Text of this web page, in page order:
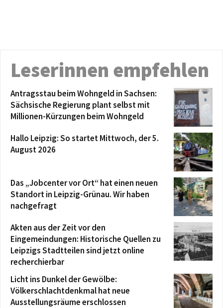
Leserinnen empfehlen
Antragsstau beim Wohngeld in Sachsen:
Sächsische Regierung plant selbst mit
Millionen-Kürzungen beim Wohngeld
Hallo Leipzig: So startet Mittwoch, der 5.
August 2026
Das „Jobcenter vor Ort“ hat einen neuen
Standort in Leipzig-Grünau. Wir haben
nachgefragt
Akten aus der Zeit vor den
Eingemeindungen: Historische Quellen zu
Leipzigs Stadtteilen sind jetzt online
recherchierbar
Licht ins Dunkel der Gewölbe:
Völkerschlachtdenkmal hat neue
Ausstellungsräume erschlossen